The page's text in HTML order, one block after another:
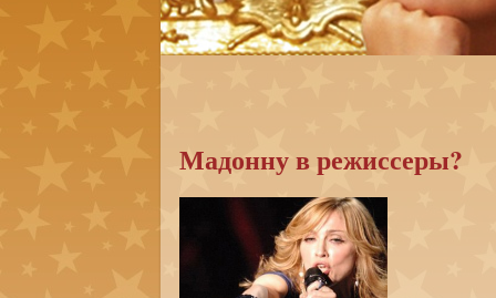
Мадонну в режиссеры?